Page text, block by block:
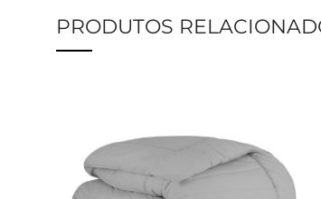
PRODUTOS